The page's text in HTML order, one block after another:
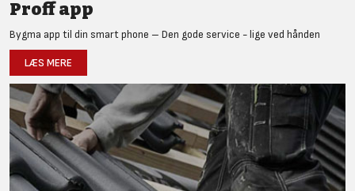
Proff app
Bygma app til din smart phone – Den gode service - lige ved hånden
LÆS MERE